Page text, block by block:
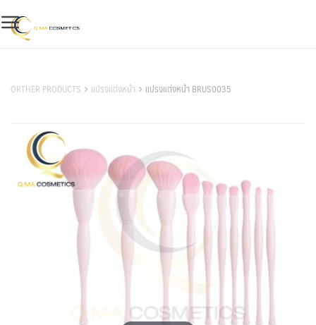
to
content
ORTHER PRODUCTS แปรงแต่งหน้า แปรงแต่งหน้า BRUS0035